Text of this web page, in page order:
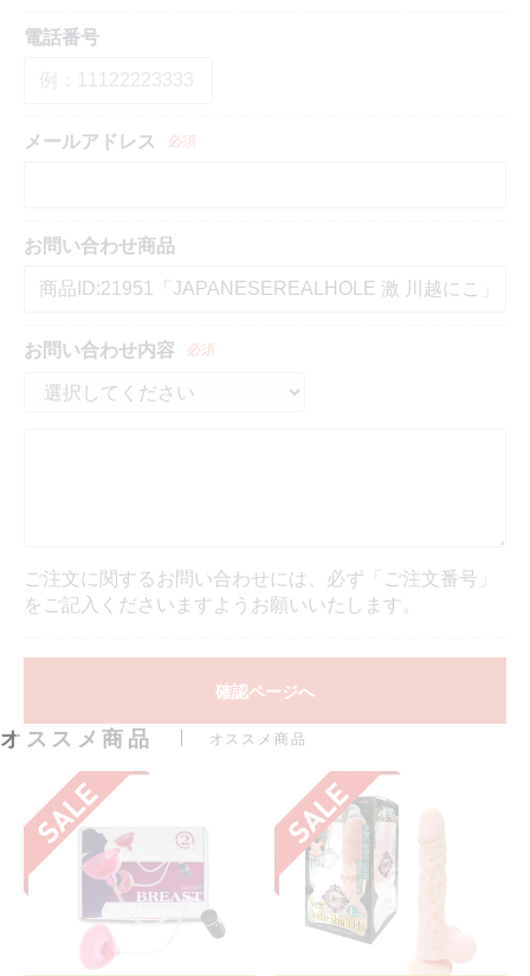
電話番号
メールアドレス 必須
お問い合わせ商品
お問い合わせ内容 必須
ご注文に関するお問い合わせには、必ず「ご注文番号」
をご記入くださいますようお願いいたします。
確認ページへ
オススメ商品 オススメ商品